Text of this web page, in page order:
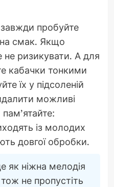
пробуйте
смак. Якщо
не ризикувати. А для
кабачки тонкими
їх у підсоленій
можливі
пам’ятайте:
із молодих
довгої обробки.
як ніжна мелодія
тож не пропустіть